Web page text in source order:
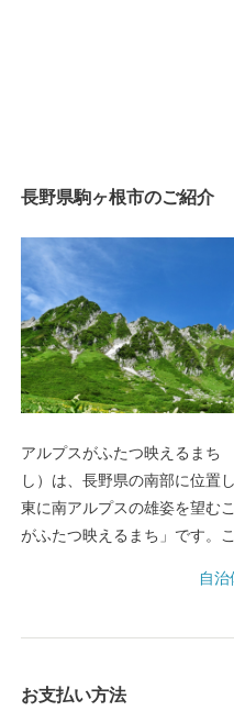
長野県駒ヶ根市のご紹介
アルプスがふたつ映えるまち 駒ヶ根市（こまがね
し）は、長野県の南部に位置
東に南アルプスの雄姿を望む
がふたつ映えるまち」です。
高2,612mの世界へ運んでくれ
を守り育て、安全で快適な生
自治
お支払い方法